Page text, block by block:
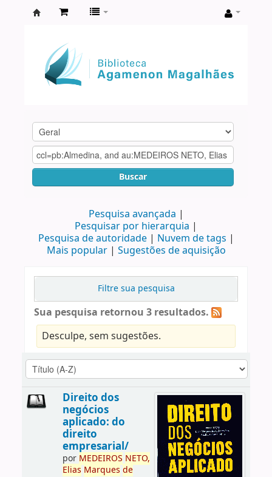
Agamenon
Magalhães
Buscar
Pesquisa avançada
Pesquisar por hierarquia
Pesquisa de autoridade
Nuvem de tags
Mais popular
Sugestões de aquisição
Filtre sua pesquisa
Sua pesquisa retornou 3 resultados.
Desculpe, sem sugestões.
Direito dos
negócios
aplicado: do
direito
empresarial/
por MEDEIROS NETO,
Elias Marques de